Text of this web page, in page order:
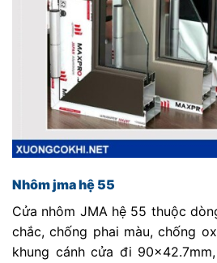
Nhôm jma hệ 55
Cửa nhôm JMA hệ 55 thuộc
chắc, chống phai màu, chống
khung cánh cửa đi